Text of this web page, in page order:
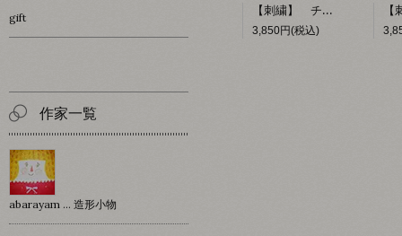
【刺繍】 チョコレートパフェ 【ポコルテポコチル】
3,850円(税込)
gift
作家一覧
abarayam … 造形小物